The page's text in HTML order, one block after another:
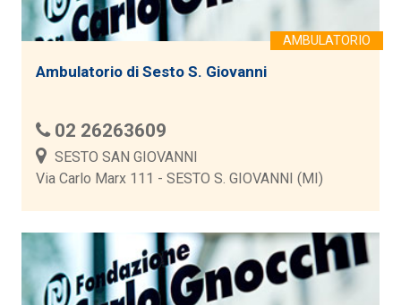
Ambulatorio di Sesto S. Giovanni
02 26263609
SESTO SAN GIOVANNI
Via Carlo Marx 111 - SESTO S. GIOVANNI (MI)